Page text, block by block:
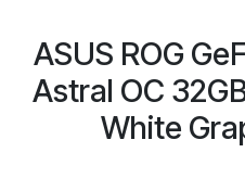
ASUS ROG
Astral OC
White